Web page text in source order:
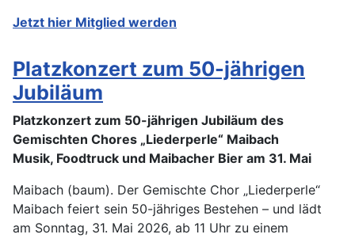
Jetzt hier Mitglied werden
Platzkonzert zum 50-jährigen
Jubiläum
Platzkonzert zum 50-jährigen Jubiläum des
Gemischten Chores „Liederperle“ Maibach
Musik, Foodtruck und Maibacher Bier am 31. Mai
Maibach (baum). Der Gemischte Chor „Liederperle“
Maibach feiert sein 50-jähriges Bestehen – und lädt
am Sonntag, 31. Mai 2026, ab 11 Uhr zu einem